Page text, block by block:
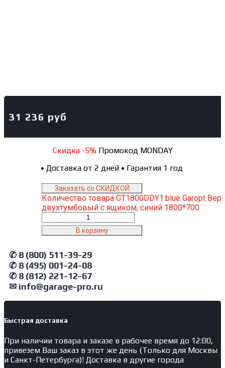
31 236 руб
Скидка -5%Промокод MONDAY
• Доставка от 2 дней • Гарантия 1 год
Заказать со СКИДКОЙ
Количество товара GT1800DDY1.blue Garopt
двухтумбовый с ящиком, синий 1800*700
В корзину
✆ 8 (800) 511-39-29
✆ 8 (495) 001-24-08
✆ 8 (812) 221-12-67
✉ info@garage-pro.ru
Быстрая доставка
При наличии товара и заказе в рабочее время до 12:00,
привезем Ваш заказ в этот же день (Только для Москвы
и Санкт-Петербурга)! Доставка в другие города